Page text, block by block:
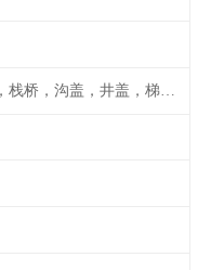
平台，走道，栈桥，沟盖，井盖，梯子，围栏等